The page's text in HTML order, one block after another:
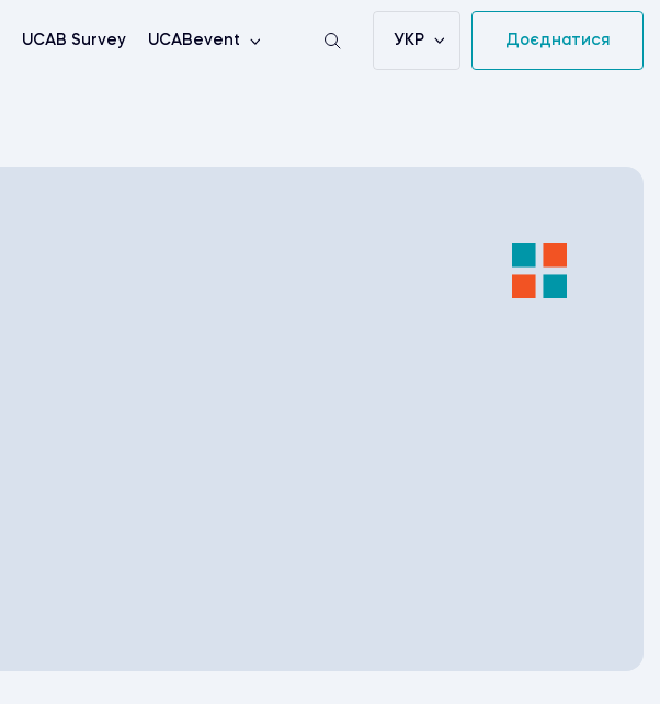
UCAB Survey UCABevent УКР Доєднатися